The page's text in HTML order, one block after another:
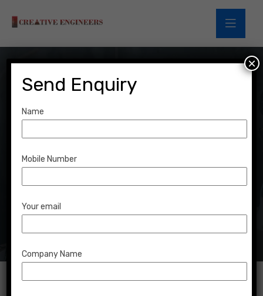
Tag:Popular
Home Blog Popular
Send Enquiry
Name
Mobile Number
Your email
Company Name
×